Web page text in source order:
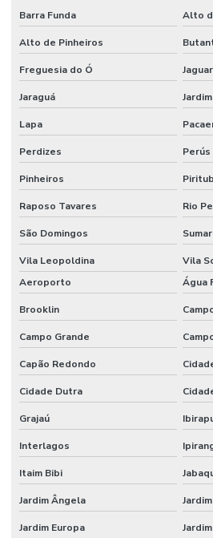
Locação de andaime pinheiros sp
Locação andaime preço
Locação de andaime são paulo
Locação de andaime tubular
Locação de andaime zona leste sp
Locação de andaime zona oeste
Locação de andaimes freguesia do ó
Locação de andaimes sp
Locação de andaimes zona sul
Locação de aspirador de pó industrial
Locação de aspirador de pó industrial
Locação de barra de ancoragem
Locação de barra de ancoragem em sp
Locação de betoneira
Locação de betoneira 400 litros
Locação de betoneira preço
Barra Funda Alto
Alto de Pinheiros
Freguesia do Ó
Jaraguá
Lapa
Perdizes Perús
Pinheiros
Raposo Tavares Rio
São Domingos
Vila Leopoldina
Vila
Aeroporto
Água
Brooklin
Campo Grande
Capão Redondo
Cidade Dutra
Grajaú
Interlagos
Itaim Bibi
Jardim Ângela
Jardim Europa